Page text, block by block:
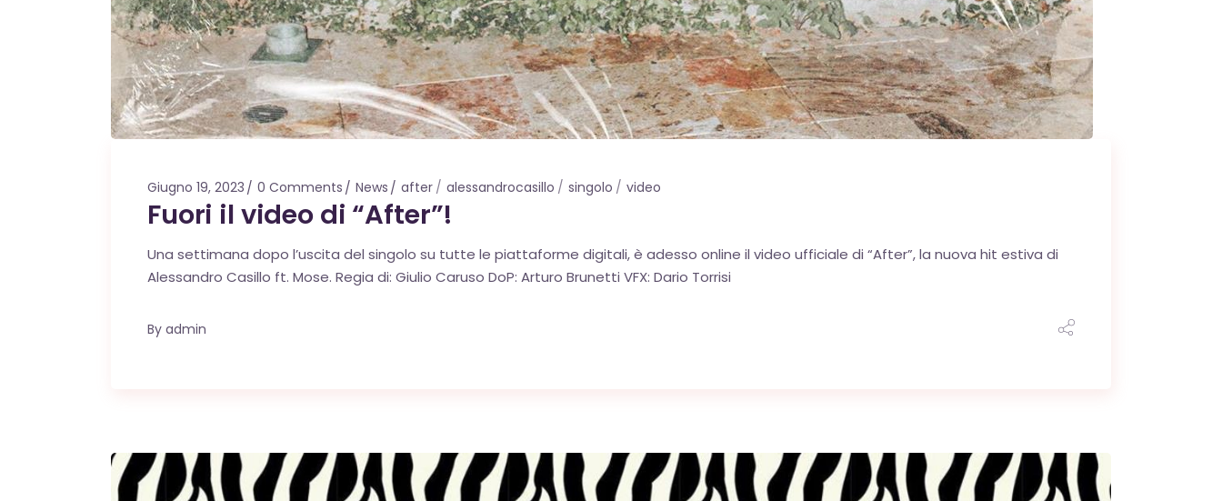
Giugno 19, 2023 0 Comments News after alessandrocasillo singolo video
Fuori il video di “After”!
Una settimana dopo l’uscita del singolo su tutte le piattaforme digitali, è adesso online il video ufficiale di “After”, la nuova hit estiva di
Alessandro Casillo ft. Mose. Regia di: Giulio Caruso DoP: Arturo Brunetti VFX: Dario Torrisi
By admin